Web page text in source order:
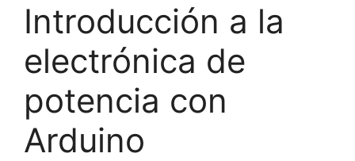
Introducción a la
electrónica de
potencia con
Arduino